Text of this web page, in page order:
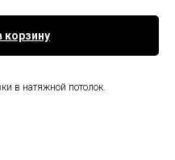
корзину
в натяжной потолок.